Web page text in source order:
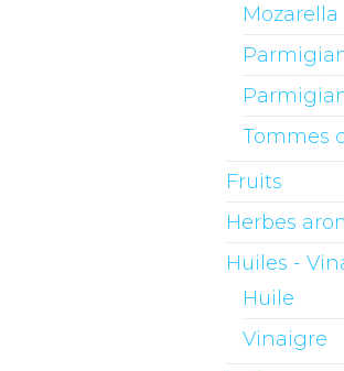
Mozarella
Tommes
Fruits
Herbes
Huiles -
Huile
Vinaigre